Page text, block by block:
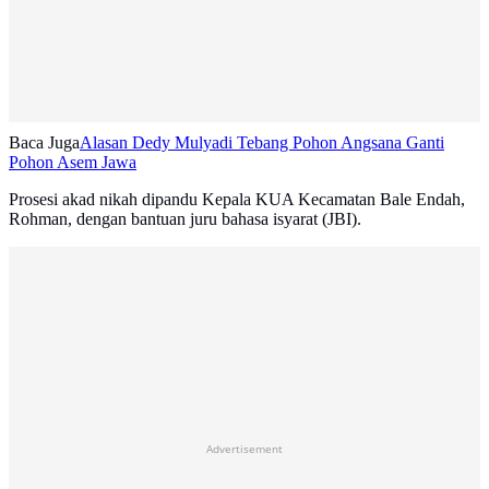
Baca JugaAlasan Dedy Mulyadi Tebang Pohon Angsana Ganti
Pohon Asem Jawa
Prosesi akad nikah dipandu Kepala KUA Kecamatan Bale Endah,
Rohman, dengan bantuan juru bahasa isyarat (JBI).
Advertisement